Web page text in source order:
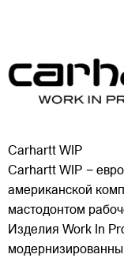
Carhartt WIP
Carhartt WIP −
американской
мастодонтом
Изделия Work In